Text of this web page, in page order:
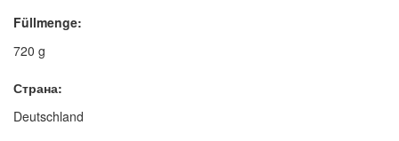
Füllmenge:
720 g
Страна:
Deutschland